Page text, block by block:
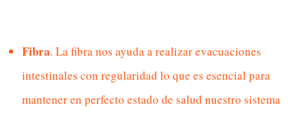
Fibra. La fibra nos ayuda a realizar evacuaciones
intestinales con regularidad lo que es esencial para
mantener en perfecto estado de salud nuestro sistema